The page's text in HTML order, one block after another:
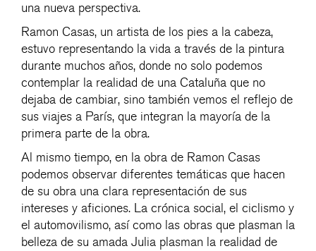
una nueva perspectiva.
Ramon Casas, un artista de los pies a la cabeza,
estuvo representando la vida a través de la pintura
durante muchos años, donde no solo podemos
contemplar la realidad de una Cataluña que no
dejaba de cambiar, sino también vemos el reflejo de
sus viajes a París, que integran la mayoría de la
primera parte de la obra.
Al mismo tiempo, en la obra de Ramon Casas
podemos observar diferentes temáticas que hacen
de su obra una clara representación de sus
intereses y aficiones. La crónica social, el ciclismo y
el automovilismo, así como las obras que plasman la
belleza de su amada Julia plasman la realidad de